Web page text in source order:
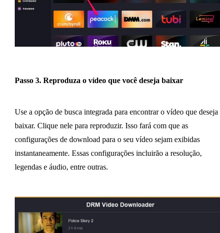
Passo 3. Reproduza o vídeo que você deseja baixar
Use a opção de busca integrada para encontrar o vídeo que deseja
baixar. Clique nele para reproduzir. Isso fará com que as
configurações de download para o seu vídeo sejam exibidas
instantaneamente. Essas configurações incluirão a resolução,
legendas e áudio, entre outras.